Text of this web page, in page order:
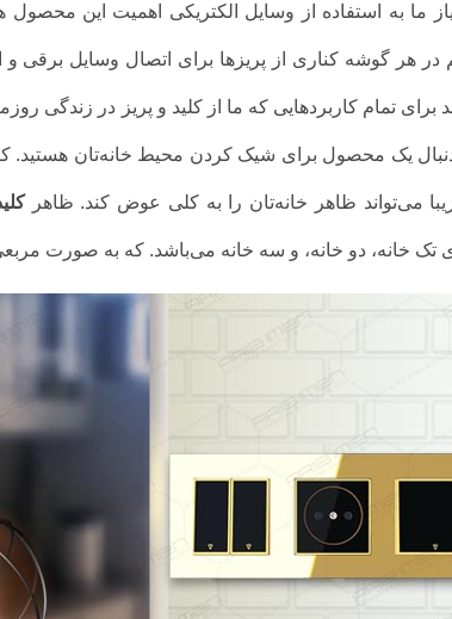
ما به استفاده از وسایل الکتریکی اهمیت این
در هر گوشه کناری از پریزها برای اتصال وسایل برقی و
برای تمام کاربرد‌هایی که ما از کلید و پریز در زندگی
یک محصول برای شیک کردن محیط خانه‌تان هستید.
می‌تواند ظاهر خانه‌تان را به کلی عوض کند. ظاهر
تک خانه، دو خانه، و سه خانه می‌باشد. که به صورت